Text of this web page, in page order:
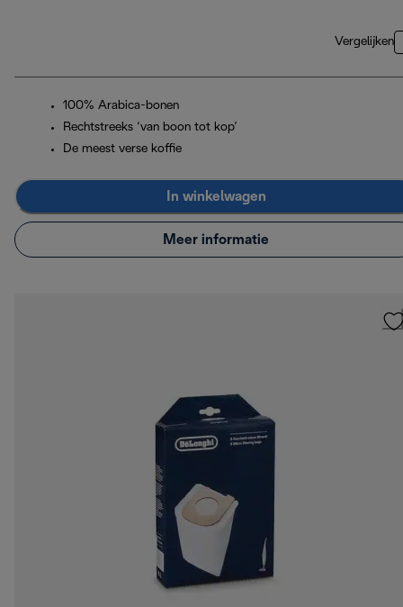
Vergelijken
100% Arabica-bonen
Rechtstreeks ‘van boon tot kop’
De meest verse koffie
In winkelwagen
Meer informatie